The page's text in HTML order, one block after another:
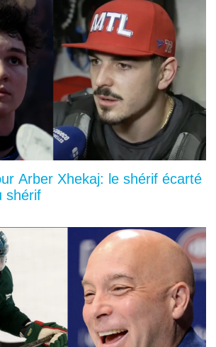
Arber Xhekaj: le shérif écarté
shérif